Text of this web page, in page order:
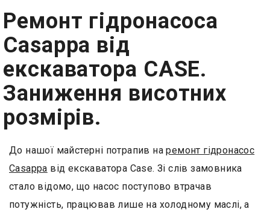
Ремонт гідронасоса
Casappa від
екскаватора CASE.
Заниження висотних
розмірів.
До нашої майстерні потрапив наремонт гідронасос
Casappa від екскаватора Case. Зі слів замовника
стало відомо, що насос поступово втрачав
потужність, працював лише на холодному маслі, а